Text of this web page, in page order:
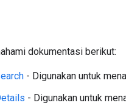
dokumentasi berikut:
- Digunakan untuk
- Digunakan untuk